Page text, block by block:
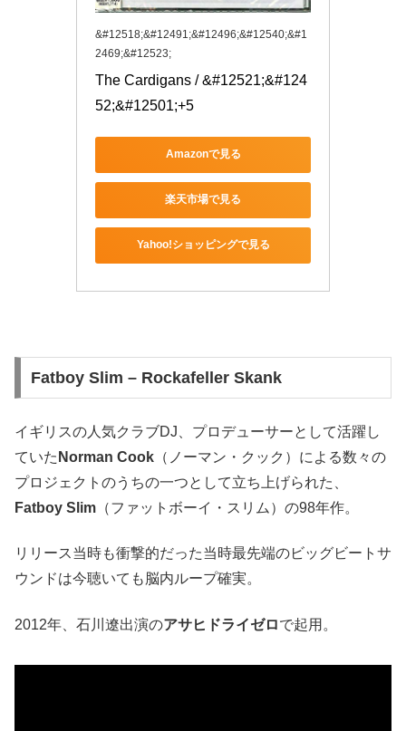
&#12518;&#12491;&#12496;&#12540;&#1
2469;&#12523;
The Cardigans / &#12521;&#124
52;&#12501;+5
Amazonで見る
楽天市場で見る
Yahoo!ショッピングで見る
Fatboy Slim – Rockafeller Skank
イギリスの人気クラブDJ、プロデューサーとして活躍し
ていた Norman Cook （ノーマン・クック）による数々の
プロジェクトのうちの一つとして立ち上げられた、
Fatboy Slim （ファットボーイ・スリム）の98年作。
リリース当時も衝撃的だった当時最先端のビッグビートサ
ウンドは今聴いても脳内ループ確実。
2012年、石川遼出演のアサヒドライゼロで起用。